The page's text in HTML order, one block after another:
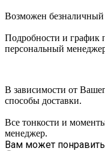
Возможен безналичный
Подробности и график
персональный
В зависимости от
способы доставки.
Все тонкости и
менеджер.
Вам может